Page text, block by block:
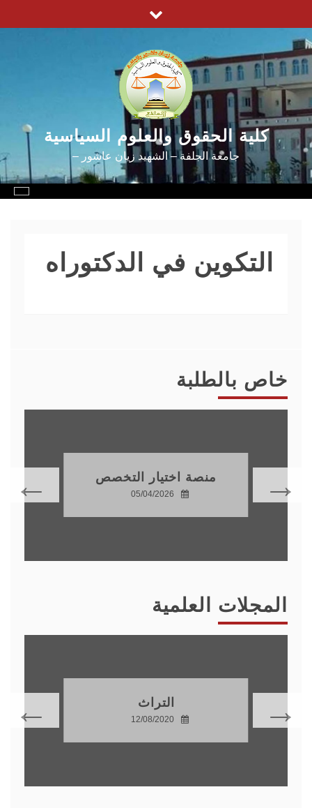
to
content
كلية الحقوق والعلوم السياسية
جامعة الجلفة – الشهيد زيان عاشور –
التكوين في الدكتوراه
خاص بالطلبة
منصة اختيار التخصص
05/04/2026
المجلات العلمية
التراث
12/08/2020